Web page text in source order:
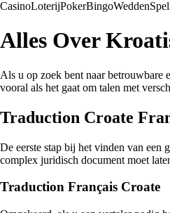
CasinoLoterijPokerBingoWeddenSpel
Alles Over
Als u op zoek bent naar betrouwbare
vooral als het gaat om talen met
Traduction Croate
De eerste stap bij het vinden van een
complex juridisch document moet
Traduction Français Croate